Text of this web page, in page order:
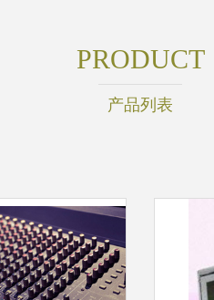
PRODUCT
产品列表